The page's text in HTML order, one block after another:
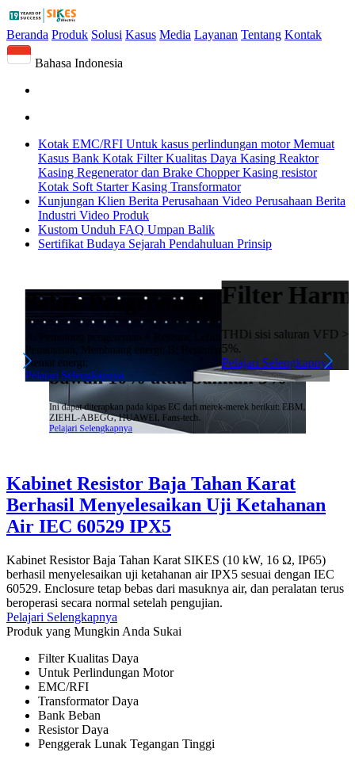
Beranda Produk Solusi Kasus Media Layanan Tentang Kontak
Bahasa Indonesia
Kotak EMC/RFI Untuk kasus perlindungan motor Memuat
Kasus Bank Kotak Filter Kualitas Daya Kasing Reaktor
Kasing Regenerator dan Brake Chopper Kasing resistor
Kotak Soft Starter Kasing Transformator
Kunjungan Klien Berita Perusahaan Video Perusahaan Berita
Industri Video Produk
Kustom Unduh FAQ Umpan Balik
Sertifikat Budaya Sejarah Pendahuluan Prinsip
Filter harmonik ECF
dirancang untuk kipas EC:
untuk mengendalikan THDi di
bawah 10% atau bahkan 5%
Ini dapat diterapkan pada kipas EC dari merek-merek berikut: EBM,
ZIEHL-ABEGG, HUAWEI, Fans-tech.
Pelajari Selengkapnya
Solusi Pengereman
A: Pemotong pengereman + Resistor, Lebih cepat, Kuat,
Pemanasan, Membuang energi; B: Regenerator, Tanpa pemanasan,
Hemat energi;
Pelajari Selengkapnya
Filter Harmonik Pasif
THDi sisi saluran VFD > 40%; Dengan filter harmonik THDi <
Pelajari Selengkapnya
Kabinet Resistor Baja Tahan Karat
Berhasil Menyelesaikan Uji Ketahanan
Air IEC 60529 IPX5
Kabinet Resistor Baja Tahan Karat SIKES (10 kW, 16 Ω, IP65)
berhasil menyelesaikan uji ketahanan air IPX5 sesuai dengan IEC
60529. Enclosure tetap bebas dari masuknya air, dan peralatan terus
beroperasi secara normal setelah pengujian.
Pelajari Selengkapnya
Produk yang Mungkin Anda Sukai
Filter Kualitas Daya
Untuk Perlindungan Motor
EMC/RFI
Transformator Daya
Bank Beban
Resistor Daya
Penggerak Lunak Tegangan Tinggi